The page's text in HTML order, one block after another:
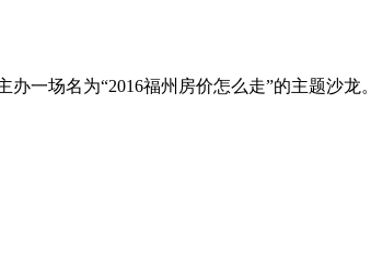
一场名为“2016福州房价怎么走”的主题沙龙。